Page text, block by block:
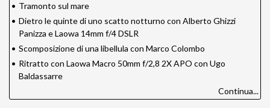
• Tramonto sul mare
• Dietro le quinte di uno scatto notturno con Alberto Ghizzi
Panizza e Laowa 14mm f/4 DSLR
• Scomposizione di una libellula con Marco Colombo
• Ritratto con Laowa Macro 50mm f/2,8 2X APO con Ugo
Baldassarre
Continua...